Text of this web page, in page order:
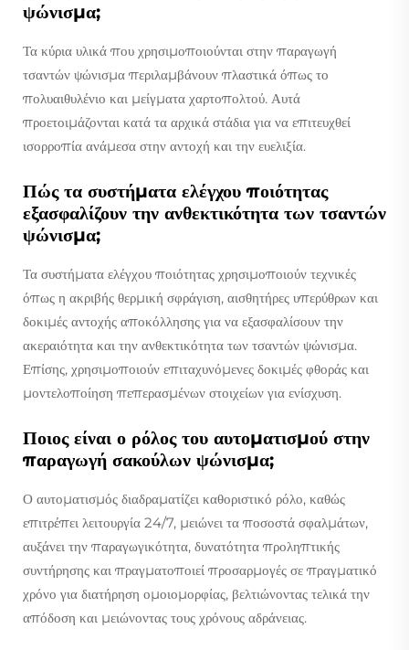
ψώνισμα;
Τα κύρια υλικά που χρησιμοποιούνται στην παραγωγή
τσαντών ψώνισμα περιλαμβάνουν πλαστικά όπως το
πολυαιθυλένιο και μείγματα χαρτοπολτού. Αυτά
προετοιμάζονται κατά τα αρχικά στάδια για να επιτευχθεί
ισορροπία ανάμεσα στην αντοχή και την ευελιξία.
Πώς τα συστήματα ελέγχου ποιότητας
εξασφαλίζουν την ανθεκτικότητα των τσαντών
ψώνισμα;
Τα συστήματα ελέγχου ποιότητας χρησιμοποιούν τεχνικές
όπως η ακριβής θερμική σφράγιση, αισθητήρες υπερύθρων και
δοκιμές αντοχής αποκόλλησης για να εξασφαλίσουν την
ακεραιότητα και την ανθεκτικότητα των τσαντών ψώνισμα.
Επίσης, χρησιμοποιούν επιταχυνόμενες δοκιμές φθοράς και
μοντελοποίηση πεπερασμένων στοιχείων για ενίσχυση.
Ποιος είναι ο ρόλος του αυτοματισμού στην
παραγωγή σακούλων ψώνισμα;
Ο αυτοματισμός διαδραματίζει καθοριστικό ρόλο, καθώς
επιτρέπει λειτουργία 24/7, μειώνει τα ποσοστά σφαλμάτων,
αυξάνει την παραγωγικότητα, δυνατότητα προληπτικής
συντήρησης και πραγματοποιεί προσαρμογές σε πραγματικό
χρόνο για διατήρηση ομοιομορφίας, βελτιώνοντας τελικά την
απόδοση και μειώνοντας τους χρόνους αδράνειας.